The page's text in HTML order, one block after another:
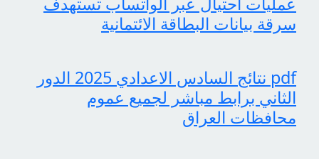
سرقة بيانات البطاقة الائتمانية
pdf نتائج السادس الاعدادي 2025 الدور
الثاني برابط مباشر لجميع عموم
محافظات العراق